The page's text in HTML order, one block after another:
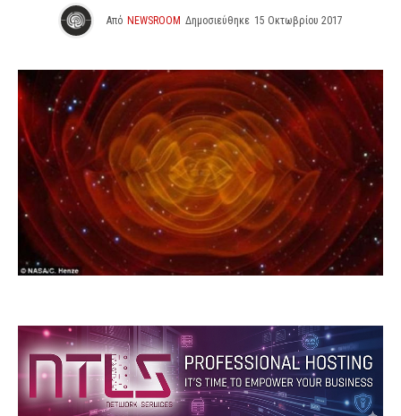
Από NEWSROOM Δημοσιεύθηκε 15 Οκτωβρίου 2017